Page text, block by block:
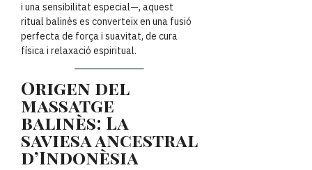
i una sensibilitat especial—, aquest
ritual balinès es converteix en una fusió
perfecta de força i suavitat, de cura
física i relaxació espiritual.
Origen del
massatge
balinès: La
saviesa ancestral
d’Indonèsia